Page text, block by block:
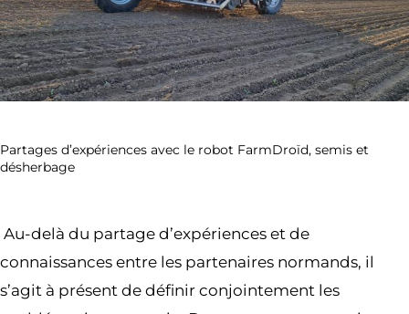
Partages d’expériences avec le robot FarmDroïd, semis et
désherbage
Au-delà du partage d’expériences et de
connaissances entre les partenaires normands, il
s’agit à présent de définir conjointement les